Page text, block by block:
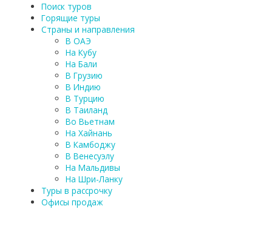
Поиск туров
Горящие туры
Страны и направления
В ОАЭ
На Кубу
На Бали
В Грузию
В Индию
В Турцию
В Таиланд
Во Вьетнам
На Хайнань
В Камбоджу
В Венесуэлу
На Мальдивы
На Шри-Ланку
Туры в рассрочку
Офисы продаж